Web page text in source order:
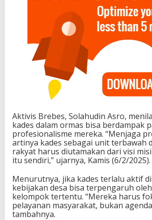
Aktivis Brebes, Solahudin Asro,
kades dalam ormas bisa berdampak
profesionalisme mereka. “Menjaga
artinya kades sebagai unit terbawah
rakyat harus diutamakan dari visi
itu sendiri,” ujarnya, Kamis (6/2/2025).
Menurutnya, jika kades terlalu aktif
kebijakan desa bisa terpengaruh
kelompok tertentu. “Mereka harus
pelayanan masyarakat, bukan
tambahnya.